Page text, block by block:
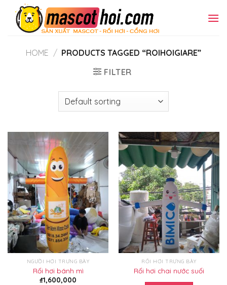
content
HOME / PRODUCTS TAGGED “ROIHOIGIARE”
FILTER
NGƯỜI HƠI TRƯNG BÀY
Rối hơi bánh mì
₫1,600,000
RỐI HƠI TRƯNG BÀY
Rối hơi chai nước suối